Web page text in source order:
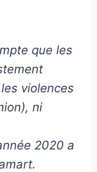
que les
violences
ni
2020 a